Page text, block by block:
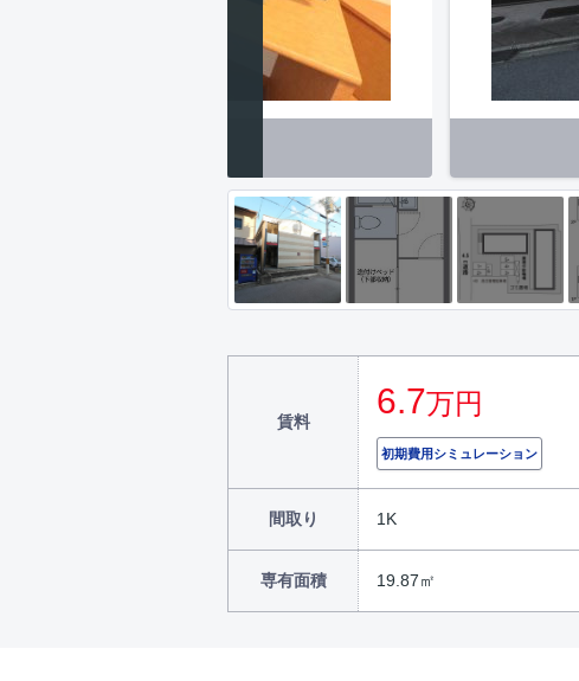
賃料
6.7万円
初期費用シミュレーション
間取り 1K
専有面積 19.87㎡